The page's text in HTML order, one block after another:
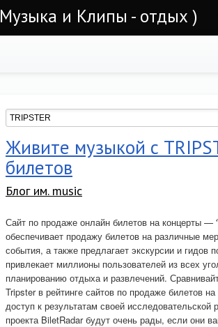
Музыка и Клипы - отдых )
Живите музыкой с
билетов
Блог им. music
Сайт по продаже онлайн билетов на концерты —
обеспечивает продажу билетов на различные
события, а также предлагает экскурсии и
привлекает миллионы пользователей из всех
планированию отдыха и развлечений.
Tripster в рейтинге сайтов по продаже билетов
доступ к результатам своей исследовательской
проекта BiletRadar будут очень рады, если они